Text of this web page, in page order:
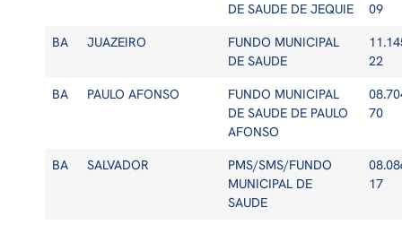
DE SAUDE DE JEQUIE
09
BA JUAZEIRO
FUNDO MUNICIPAL
DE SAUDE
22
BA PAULO AFONSO
FUNDO MUNICIPAL
DE SAUDE DE PAULO
AFONSO
70
BA SALVADOR
PMS/SMS/FUNDO
MUNICIPAL DE
SAUDE
17